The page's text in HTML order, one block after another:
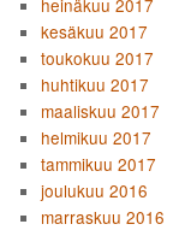
kesäkuu 2017
toukokuu 2017
huhtikuu 2017
maaliskuu 2017
helmikuu 2017
tammikuu 2017
joulukuu 2016
marraskuu 2016